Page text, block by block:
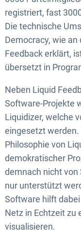
registriert, fast
Die technische
Democracy, wie
Feedback erklärt,
übersetzt in
Neben Liquid
Software-Projekte
Liquidizer, welche
eingesetzt werden.
Philosophie von
demokratischer
demnach nicht
nur unterstützt
Software hilft
Netz in Echtzeit zu
visualisieren.